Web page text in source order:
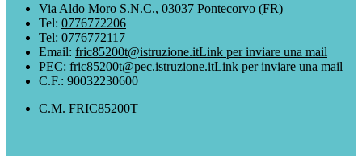
Via Aldo Moro S.N.C., 03037 Pontecorvo (FR)
Tel: 0776772206
Tel: 0776772117
Email: fric85200t@istruzione.itLink per inviare una mail
PEC: fric85200t@pec.istruzione.itLink per inviare una mail
C.F.: 90032230600
C.M. FRIC85200T